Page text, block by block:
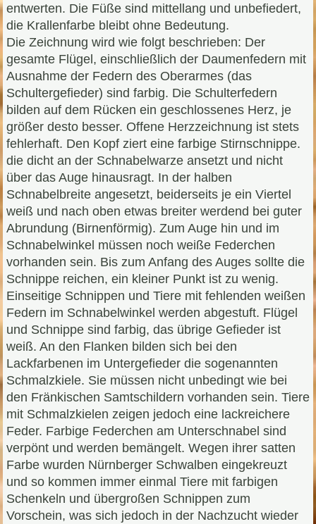
entwerten. Die Füße sind mittellang und unbefiedert,
die Krallenfarbe bleibt ohne Bedeutung.
Die Zeichnung wird wie folgt beschrieben: Der
gesamte Flügel, einschließlich der Daumenfedern mit
Ausnahme der Federn des Oberarmes (das
Schultergefieder) sind farbig. Die Schulterfedern
bilden auf dem Rücken ein geschlossenes Herz, je
größer desto besser. Offene Herzzeichnung ist stets
fehlerhaft. Den Kopf ziert eine farbige Stirnschnippe.
die dicht an der Schnabelwarze ansetzt und nicht
über das Auge hinausragt. In der halben
Schnabelbreite angesetzt, beiderseits je ein Viertel
weiß und nach oben etwas breiter werdend bei guter
Abrundung (Birnenförmig). Zum Auge hin und im
Schnabelwinkel müssen noch weiße Federchen
vorhanden sein. Bis zum Anfang des Auges sollte die
Schnippe reichen, ein kleiner Punkt ist zu wenig.
Einseitige Schnippen und Tiere mit fehlenden weißen
Federn im Schnabelwinkel werden abgestuft. Flügel
und Schnippe sind farbig, das übrige Gefieder ist
weiß. An den Flanken bilden sich bei den
Lackfarbenen im Untergefieder die sogenannten
Schmalzkiele. Sie müssen nicht unbedingt wie bei
den Fränkischen Samtschildern vorhanden sein. Tiere
mit Schmalzkielen zeigen jedoch eine lackreichere
Feder. Farbige Federchen am Unterschnabel sind
verpönt und werden bemängelt. Wegen ihrer satten
Farbe wurden Nürnberger Schwalben eingekreuzt
und so kommen immer einmal Tiere mit farbigen
Schenkeln und übergroßen Schnippen zum
Vorschein, was sich jedoch in der Nachzucht wieder